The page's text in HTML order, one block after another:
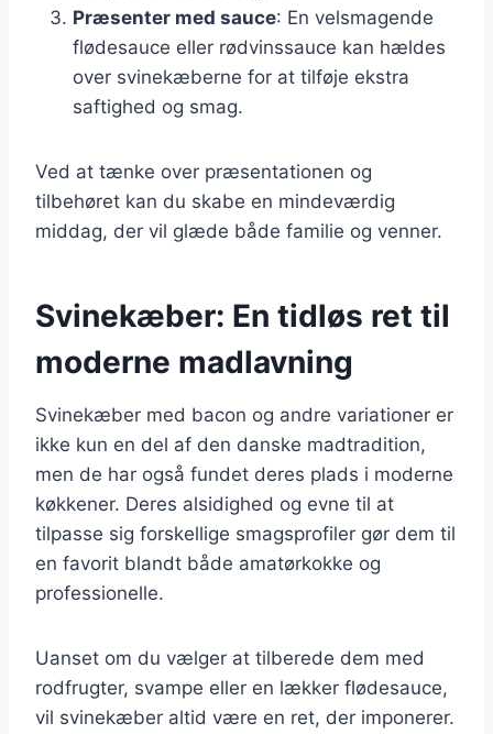
Præsenter med sauce: En velsmagende
flødesauce eller rødvinssauce kan hældes
over svinekæberne for at tilføje ekstra
saftighed og smag.
Ved at tænke over præsentationen og
tilbehøret kan du skabe en mindeværdig
middag, der vil glæde både familie og venner.
Svinekæber: En tidløs ret til
moderne madlavning
Svinekæber med bacon og andre variationer er
ikke kun en del af den danske madtradition,
men de har også fundet deres plads i moderne
køkkener. Deres alsidighed og evne til at
tilpasse sig forskellige smagsprofiler gør dem til
en favorit blandt både amatørkokke og
professionelle.
Uanset om du vælger at tilberede dem med
rodfrugter, svampe eller en lækker flødesauce,
vil svinekæber altid være en ret, der imponerer.